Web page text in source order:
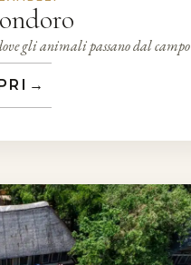
gli animali passano dal campo
→